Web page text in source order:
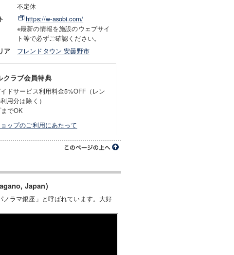
不定休
https://w-asobi.com/
※最新の情報を施設のウェブサイ
ト等で必ずご確認ください。
ア フレンドタウン 安曇野市
クラブ会員特典
ドサービス利用料金5%OFF（レン
用分は除く）
でOK
ップのご利用にあたって
Japan)
ラマ銀座」と呼ばれています。大好